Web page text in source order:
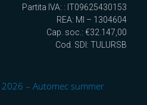
Partita IVA: : IT09625430153
REA: MI – 1304604
Cap. soc.: €32.147,00
Cod. SDI: TULURSB
– Automec summer